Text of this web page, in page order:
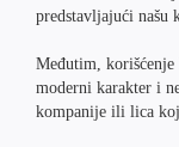
predstavljajući našu
Međutim, korišćenje
moderni karakter i
kompanije ili lica